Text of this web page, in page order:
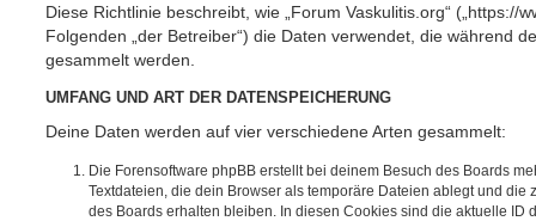
Diese Richtlinie beschreibt, wie „Forum Vaskulitis.org“ („https://
Folgenden „der Betreiber“) die Daten verwendet, die während
gesammelt werden.
UMFANG UND ART DER DATENSPEICHERUNG
Deine Daten werden auf vier verschiedene Arten gesammelt:
Die Forensoftware phpBB erstellt bei deinem Besuch des Boards
Textdateien, die dein Browser als temporäre Dateien ablegt und die
des Boards erhalten bleiben. In diesen Cookies sind die aktuelle ID